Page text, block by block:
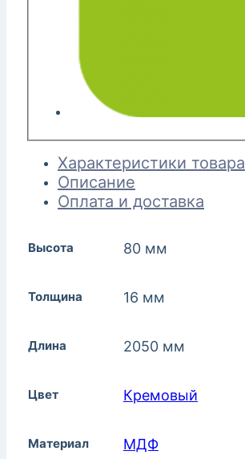
Характеристики товара
Описание
Оплата и доставка
Высота 80 мм
Толщина 16 мм
Длина 2050 мм
Цвет Кремовый
Материал МДФ